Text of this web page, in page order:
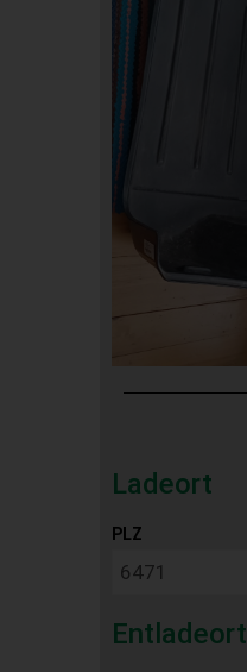
Ladeort
PLZ
Entladeort